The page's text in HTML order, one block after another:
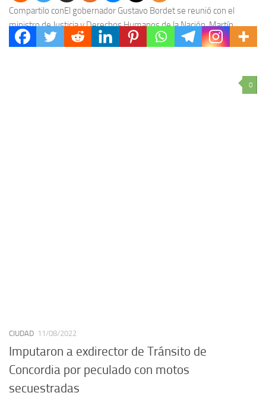
Compartilo conEl gobernador Gustavo Bordet se reunió con el
ministro de Justicia y Derechos Humanos de la Nación, Martín
Ignacio Soria, con quien firmó un...
0
CIUDAD 11/08/2022
Imputaron a exdirector de Tránsito de
Concordia por peculado con motos
secuestradas